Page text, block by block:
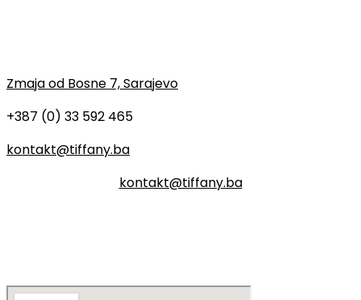
Zmaja od Bosne 7, Sarajevo
+387 (0) 33 592 465
kontakt@tiffany.ba
kontakt@tiffany.ba